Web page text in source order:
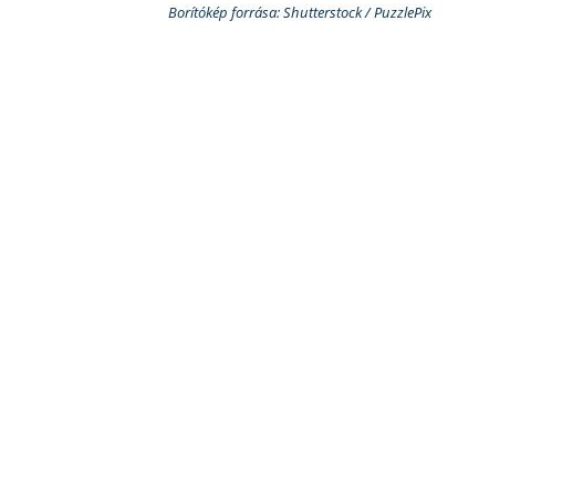
Borítókép forrása: Shutterstock / PuzzlePix